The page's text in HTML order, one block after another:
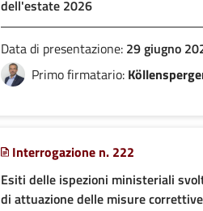
dell'estate 2026
Data di presentazione: 29 giugno
Primo firmatario:
Interrogazione n. 222
Esiti delle ispezioni ministeriali
di attuazione delle misure correttive